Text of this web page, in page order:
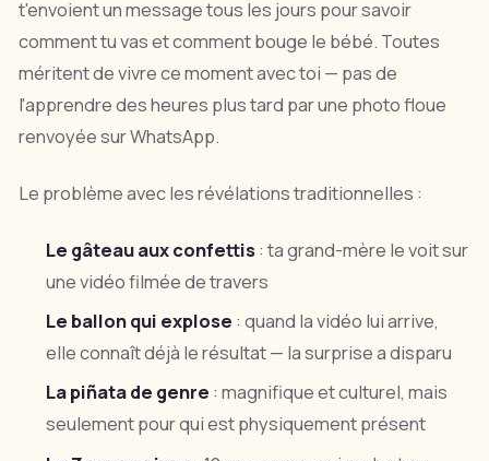
t'envoient un message tous les jours pour savoir
comment tu vas et comment bouge le bébé. Toutes
méritent de vivre ce moment avec toi — pas de
l'apprendre des heures plus tard par une photo floue
renvoyée sur WhatsApp.
Le problème avec les révélations traditionnelles :
Le gâteau aux confettis: ta grand-mère le voit sur
une vidéo filmée de travers
Le ballon qui explose : quand la vidéo lui arrive,
elle connaît déjà le résultat — la surprise a disparu
La piñata de genre : magnifique et culturel, mais
seulement pour qui est physiquement présent